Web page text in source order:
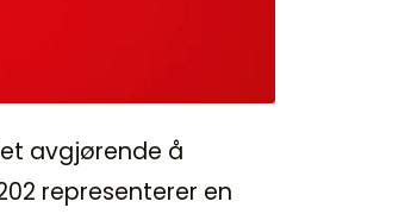
avgjørende å
representerer en